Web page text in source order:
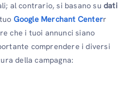
al contrario, si basano su dati
Google Merchant Centerr
che i tuoi annunci siano
comprendere i diversi
della campagna: